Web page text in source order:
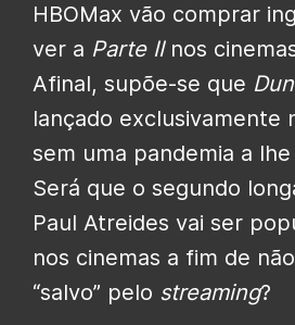
HBOMax vão comprar
ver a Parte IInos
Afinal, supõe-se que
lançado exclusivamente
sem uma pandemia a
Será que o segundo
Paul Atreides vai ser
nos cinemas a fim de
“salvo” pelo streaming?